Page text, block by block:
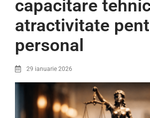
capacitare
atractivitate
personal
29 ianuarie 2026